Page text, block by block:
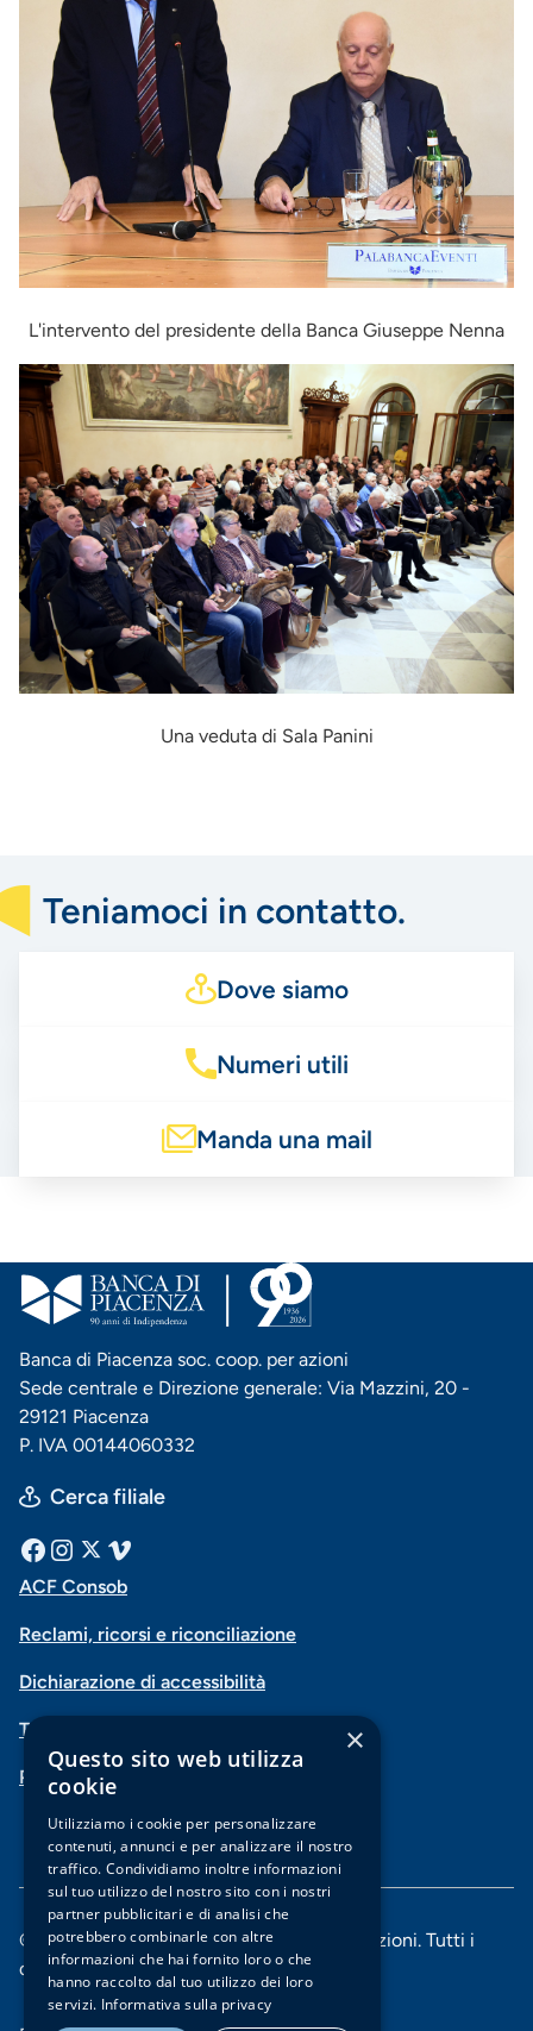
L'intervento del presidente della Banca Giuseppe Nenna
Immagine
Una veduta di Sala Panini
Teniamoci in contatto.
Dove siamo
Numeri utili
Manda una mail
Banca di Piacenza soc. coop. per azioni
Sede centrale e Direzione generale: Via Mazzini, 20 -
29121 Piacenza
P. IVA 00144060332
Cerca filiale
Menu
social
Facebook
InstagramVimeo
Menu
navigazione
piè
di
pagina
ACF Consob
Reclami, ricorsi e riconciliazione
Dichiarazione di accessibilità
Trasparenza
PSD2-Open Banking
© 2025 Banca di Piacenza soc. coop. per azioni. Tutti i
diritti riservati.
×
Questo sito web utilizza
cookie
Utilizziamo i cookie per personalizzare
contenuti, annunci e per analizzare il nostro
traffico. Condividiamo inoltre informazioni
sul tuo utilizzo del nostro sito con i nostri
partner pubblicitari e di analisi che
potrebbero combinarle con altre
informazioni che hai fornito loro o che
hanno raccolto dal tuo utilizzo dei loro
servizi. Informativa sulla privacy